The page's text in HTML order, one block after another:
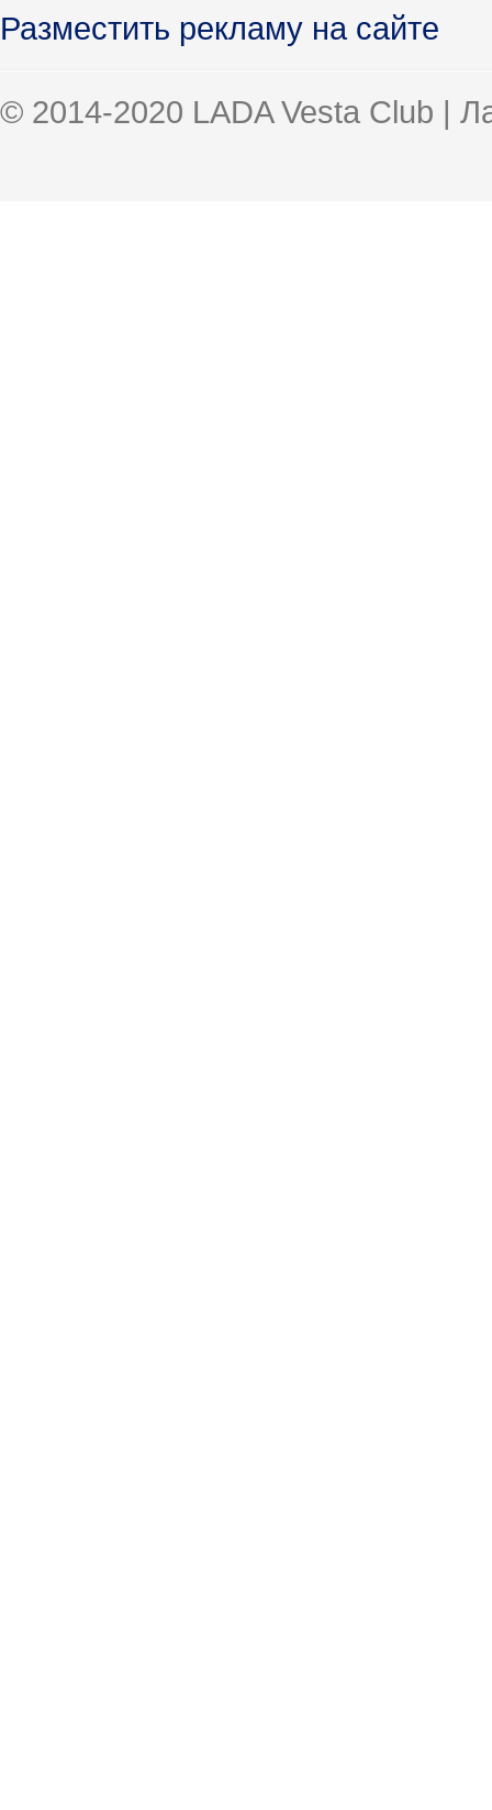
Разместить рекламу на сайте
© 2014-2020 LADA Vesta Club |